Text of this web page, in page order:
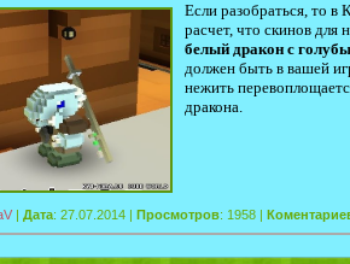
Если разобраться, то в
расчет, что скинов для
белый дракон с
должен быть в вашей
нежить
дракона.
| Дата: 27.07.2014 | Просмотров: 1958 |